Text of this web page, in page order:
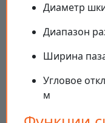
Диаметр
Диапазон
Ширина
Угловое
м